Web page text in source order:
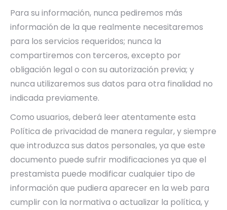
Para su información, nunca pediremos más
información de la que realmente necesitaremos
para los servicios requeridos; nunca la
compartiremos con terceros, excepto por
obligación legal o con su autorización previa; y
nunca utilizaremos sus datos para otra finalidad no
indicada previamente.
Como usuarios, deberá leer atentamente esta
Política de privacidad de manera regular, y siempre
que introduzca sus datos personales, ya que este
documento puede sufrir modificaciones ya que el
prestamista puede modificar cualquier tipo de
información que pudiera aparecer en la web para
cumplir con la normativa o actualizar la política, y